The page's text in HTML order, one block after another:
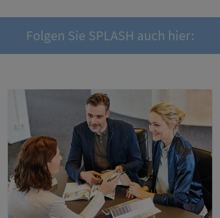
Folgen Sie SPLASH auch hier: